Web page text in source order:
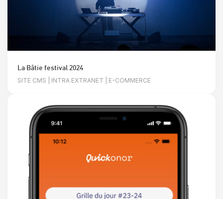
La Bâtie festival 2024
SITE CMS | INTRA EXTRANET | E-COMMERCE